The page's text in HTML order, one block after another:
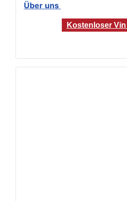
Über uns
Kostenloser